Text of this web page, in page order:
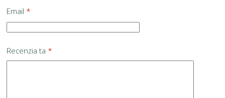
Email *
Recenzia ta *